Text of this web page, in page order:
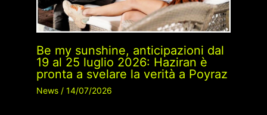
Be my sunshine, anticipazioni dal
19 al 25 luglio 2026: Haziran è
pronta a svelare la verità a Poyraz
News/ 14/07/2026